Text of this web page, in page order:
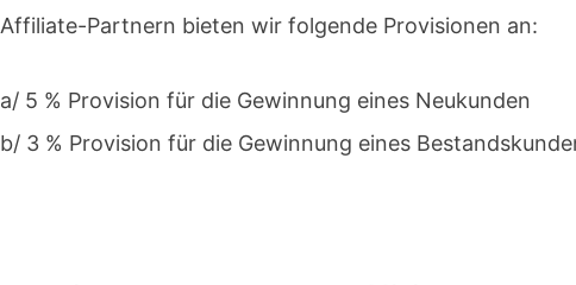
Affiliate-Partnern bieten wir folgende Provisionen an:
a/ 5 % Provision für die Gewinnung eines Neukunden
b/ 3 % Provision für die Gewinnung eines